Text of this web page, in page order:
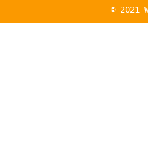
© 2021